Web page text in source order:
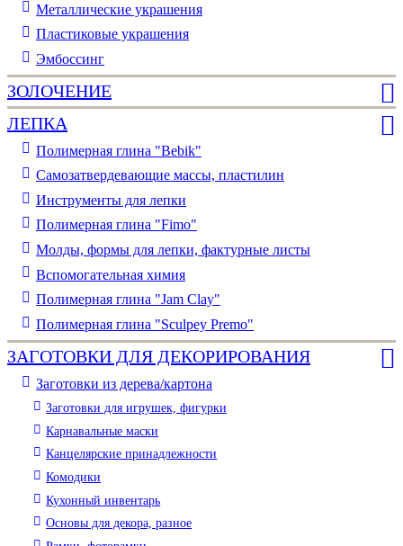
Металлические украшения
Пластиковые украшения
Эмбоссинг
ЗОЛОЧЕНИЕ
ЛЕПКА
Полимерная глина "Bebik"
Самозатвердевающие массы, пластилин
Инструменты для лепки
Полимерная глина "Fimo"
Молды, формы для лепки, фактурные листы
Вспомогательная химия
Полимерная глина "Jam Clay"
Полимерная глина "Sculpey Premo"
ЗАГОТОВКИ ДЛЯ ДЕКОРИРОВАНИЯ
Заготовки из дерева/картона
Заготовки для игрушек, фигурки
Карнавальные маски
Канцелярские принадлежности
Комодики
Кухонный инвентарь
Основы для декора, разное